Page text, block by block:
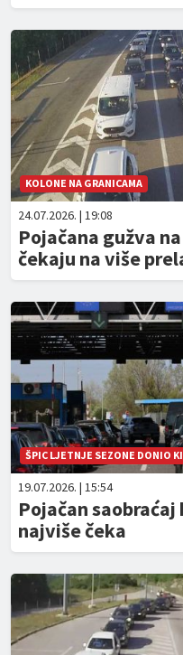
KOLONE NA GRANICAMA
24.07.2026. | 19:08
Pojačana gužva
čekaju na više
ŠPIC LJETNJE SEZONE DONIO
19.07.2026. | 15:54
Pojačan
najviše čeka